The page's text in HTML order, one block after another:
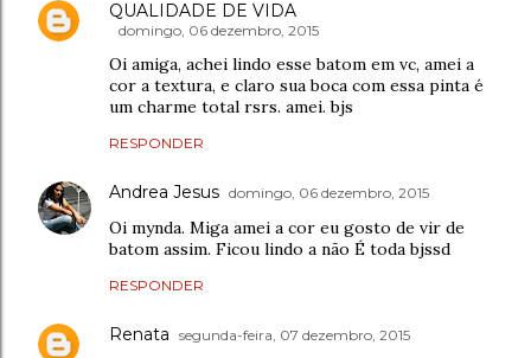
QUALIDADE DE VIDA
domingo, 06 dezembro, 2015
Oi amiga, achei lindo esse batom em vc, amei a
cor a textura, e claro sua boca com essa pinta é
um charme total rsrs. amei. bjs
RESPONDER
Andrea Jesus domingo, 06 dezembro, 2015
Oi mynda. Miga amei a cor eu gosto de vir de
batom assim. Ficou lindo a não É toda bjssd
RESPONDER
Renata segunda-feira, 07 dezembro, 2015